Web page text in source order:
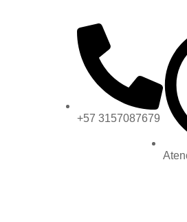
+57 3157087679